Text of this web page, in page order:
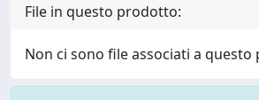
File in questo prodotto:
Non ci sono file associati a